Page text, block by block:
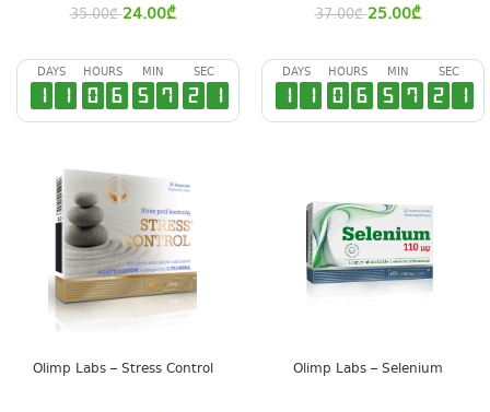
35.00₾ 24.00₾ 37.00₾ 25.00₾
DAYS
1 1
HOURS
0 6
MIN
5 7
SEC
2 0
Olimp Labs – Stress Control
DAYS
1 1
HOURS
0 6
MIN
5 7
SEC
2 0
Olimp Labs – Selenium